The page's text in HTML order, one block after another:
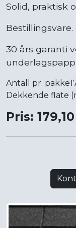
Solid, praktisk
Bestillingsvare.
30 års garanti
underlagspapp.
Antall pr.
Dekkende flate
Pris: